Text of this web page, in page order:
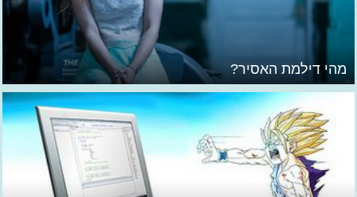
מהי דילמת האסיר?